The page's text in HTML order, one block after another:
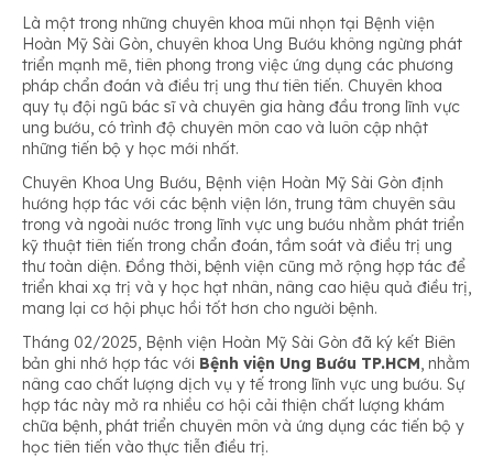
Là một trong những chuyên khoa mũi nhọn tại Bệnh viện
Hoàn Mỹ Sài Gòn, chuyên khoa Ung Bướu không ngừng phát
triển mạnh mẽ, tiên phong trong việc ứng dụng các phương
pháp chẩn đoán và điều trị ung thư tiên tiến. Chuyên khoa
quy tụ đội ngũ bác sĩ và chuyên gia hàng đầu trong lĩnh vực
ung bướu, có trình độ chuyên môn cao và luôn cập nhật
những tiến bộ y học mới nhất.
Chuyên Khoa Ung Bướu, Bệnh viện Hoàn Mỹ Sài Gòn định
hướng hợp tác với các bệnh viện lớn, trung tâm chuyên sâu
trong và ngoài nước trong lĩnh vực ung bướu nhằm phát triển
kỹ thuật tiên tiến trong chẩn đoán, tầm soát và điều trị ung
thư toàn diện. Đồng thời, bệnh viện cũng mở rộng hợp tác để
triển khai xạ trị và y học hạt nhân, nâng cao hiệu quả điều trị,
mang lại cơ hội phục hồi tốt hơn cho người bệnh.
Tháng 02/2025, Bệnh viện Hoàn Mỹ Sài Gòn đã ký kết Biên
bản ghi nhớ hợp tác với Bệnh viện Ung Bướu TP.HCM , nhằm
nâng cao chất lượng dịch vụ y tế trong lĩnh vực ung bướu. Sự
hợp tác này mở ra nhiều cơ hội cải thiện chất lượng khám
chữa bệnh, phát triển chuyên môn và ứng dụng các tiến bộ y
học tiên tiến vào thực tiễn điều trị.